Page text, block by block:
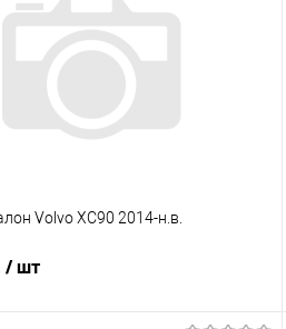
Volvo XC90 2014-н.в.
/ шт